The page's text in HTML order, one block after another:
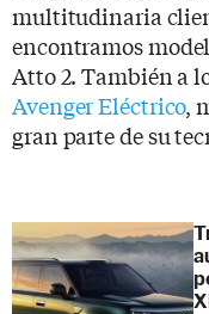
multitudinaria
encontramos
Atto 2. También a
Avenger Eléctrico,
gran parte de su